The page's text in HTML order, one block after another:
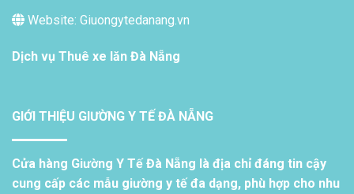
Website: Giuongytedanang.vn
Dịch vụ Thuê xe lăn Đà Nẵng
GIỚI THIỆU GIƯỜNG Y TẾ ĐÀ NẴNG
Cửa hàng Giường Y Tế Đà Nẵng là địa chỉ đáng tin cậy
cung cấp các mẫu giường y tế đa dạng, phù hợp cho nhu